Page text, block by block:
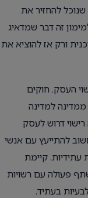
להחזיר את
זה דבר שמדאיג
ורק אז להוציא את
העסק. חוקים
למדינה
דרוש לעסק
להתייעץ עם אנשי
קיימת
פעולה עם רשויות
בעתיד.